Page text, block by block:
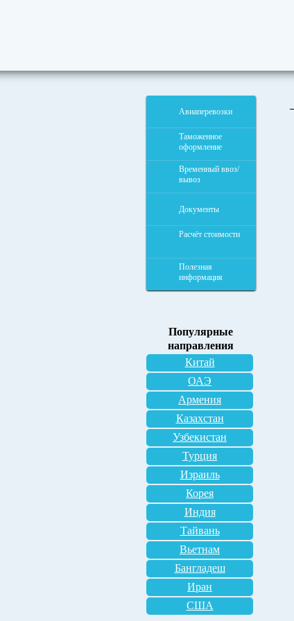
Авиаперевозки
Таможенное
оформление
Временный ввоз/
вывоз
Документы
Расчёт стоимости
Полезная
информация
Популярные
направления
Китай
ОАЭ
Армения
Казахстан
Узбекистан
Турция
Израиль
Корея
Индия
Тайвань
Вьетнам
Бангладеш
Иран
США